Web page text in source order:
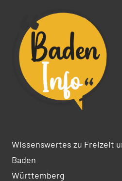
Wissenswertes zu Freizeit
Baden
Württemberg